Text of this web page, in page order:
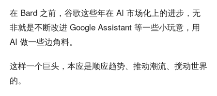
在 Bard 之前，谷歌这些年在 AI 市场化上的进步，无
非就是不断改进 Google Assistant 等一些小玩意，用
AI 做一些边角料。
这样一个巨头，本应是顺应趋势、推动潮流、搅动世界
的。